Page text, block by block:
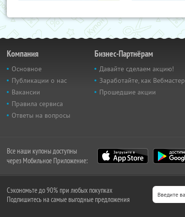
Компания
Основное
Публикации о нас
Вакансии
Правила сервиса
Ответы на вопросы
Бизнес-Партнёрам
Давайте сделаем акцию!
Заработайте, как Вебмастер
Прошедшие акции
Все наши купоны доступны
через Мобильное Приложение:
Сэкономьте до 90% при любых покупках
Подпишитесь на самые выгодные предложения